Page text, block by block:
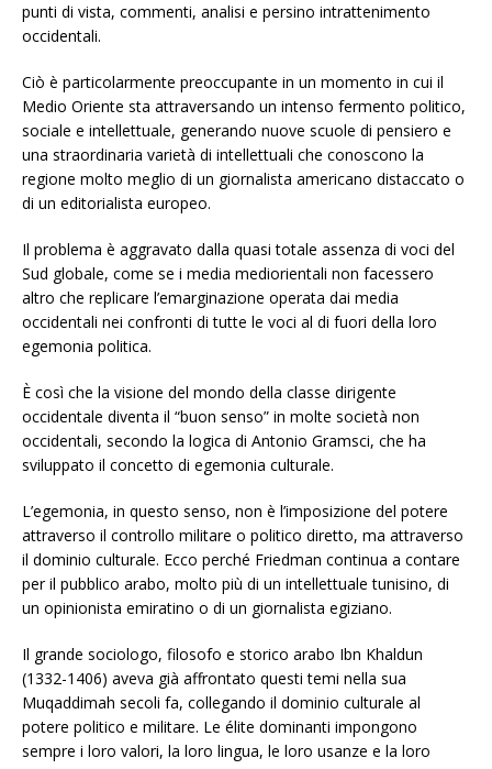
punti di vista, commenti, analisi e persino intrattenimento
occidentali.
Ciò è particolarmente preoccupante in un momento in cui il
Medio Oriente sta attraversando un intenso fermento politico,
sociale e intellettuale, generando nuove scuole di pensiero e
una straordinaria varietà di intellettuali che conoscono la
regione molto meglio di un giornalista americano distaccato o
di un editorialista europeo.
Il problema è aggravato dalla quasi totale assenza di voci del
Sud globale, come se i media mediorientali non facessero
altro che replicare l’emarginazione operata dai media
occidentali nei confronti di tutte le voci al di fuori della loro
egemonia politica.
È così che la visione del mondo della classe dirigente
occidentale diventa il “buon senso” in molte società non
occidentali, secondo la logica di Antonio Gramsci, che ha
sviluppato il concetto di egemonia culturale.
L’egemonia, in questo senso, non è l’imposizione del potere
attraverso il controllo militare o politico diretto, ma attraverso
il dominio culturale. Ecco perché Friedman continua a contare
per il pubblico arabo, molto più di un intellettuale tunisino, di
un opinionista emiratino o di un giornalista egiziano.
Il grande sociologo, filosofo e storico arabo Ibn Khaldun
(1332-1406) aveva già affrontato questi temi nella sua
Muqaddimah secoli fa, collegando il dominio culturale al
potere politico e militare. Le élite dominanti impongono
sempre i loro valori, la loro lingua, le loro usanze e la loro